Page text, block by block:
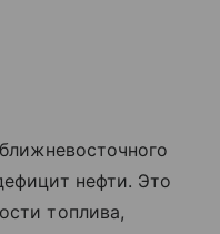
нефти. Это
топлива,